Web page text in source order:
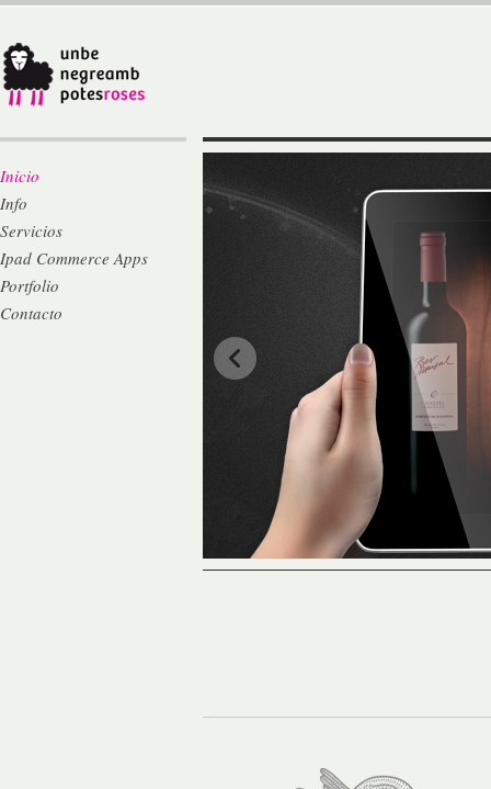
Inicio
Info
Servicios
Ipad Commerce Apps
Portfolio
Contacto